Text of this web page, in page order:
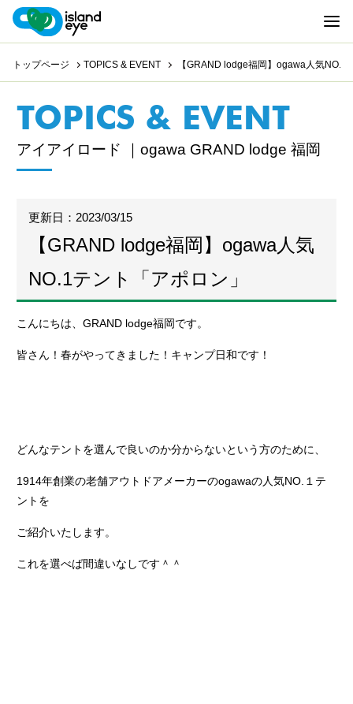
トップページ TOPICS & EVENT 【GRAND lodge福岡】ogawa人気NO.1
TOPICS & EVENT
アイアイロード ｜ogawa GRAND lodge 福岡
更新日：2023/03/15
【GRAND lodge福岡】ogawa人気
NO.1テント「アポロン」
こんにちは、GRAND lodge福岡です。
皆さん！春がやってきました！キャンプ日和です！
どんなテントを選んで良いのか分からないという方のために、
1914年創業の老舗アウトドアメーカーのogawaの人気NO.１テ
ントを
ご紹介いたします。
これを選べば間違いなしです＾＾